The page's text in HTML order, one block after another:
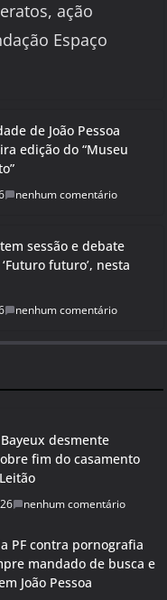
ação
Espaço
de João Pessoa
edição do “Museu
nenhum comentário
sessão e debate
futuro’, nesta
nenhum comentário
desmente
fim do casamento
nenhum comentário
PF contra pornografia
mandado de busca e
João Pessoa